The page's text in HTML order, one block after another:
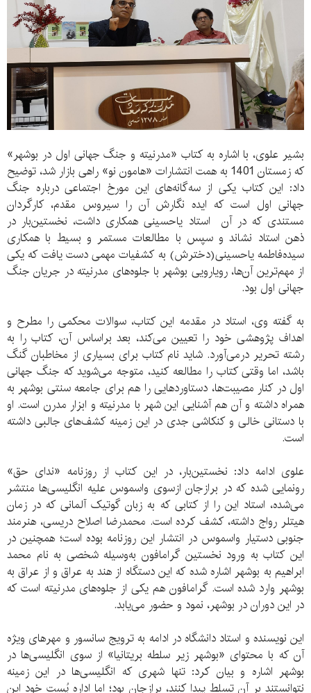
بشیر علوی، با اشاره به کتاب «مدرنیته و جنگ جهانی اول در بوشهر»
که زمستان 1401 به همت انتشارات «هامون نو» راهی بازار شد، توضیح
داد: این کتاب یکی از سه‌گانه‌های این مورخ اجتماعی درباره جنگ
جهانی اول است که ایده نگارش آن را سیروس مقدم، کارگردان
مستندی که در آن استاد یاحسینی همکاری داشت، نخستین‌بار در
ذهن استاد نشاند و سپس با مطالعات مستمر و بسیط با همکاری
سیده‌فاطمه یاحسینی‌(دخترش) به کشفیات مهمی دست یافت که یکی
از مهم‌ترین آن‌ها، رویارویی بوشهر با جلوه‌های مدرنیته در جریان جنگ
جهانی اول بود.
به گفته وی، استاد در مقدمه این کتاب، سوالات محکمی را مطرح و
اهداف پژوهشی خود را تعیین می‌کند، بعد براساس آن، کتاب را به
رشته تحریر درمی‌آورد. شاید نام کتاب برای بسیاری از مخاطبان گنگ
باشد، اما وقتی کتاب را مطالعه کنید، متوجه می‌شوید که جنگ جهانی
اول در کنار مصیبت‌ها، دستاوردهایی را هم برای جامعه سنتی بوشهر به
همراه داشته و آن هم آشنایی این شهر با مدرنیته و ابزار مدرن است. او
با دستانی خالی و کنکاشی جدی در این زمینه کشف‌های جالبی داشته
است.
علوی ادامه داد: نخستین‌بار، در این کتاب از روزنامه «ندای حق»
رونمایی شده که در برازجان ازسوی واسموس علیه انگلیسی‌ها منتشر
می‌شده، استاد این را از کتابی که به زبان گوتیک آلمانی که در زمان
هیتلر رواج داشته، کشف کرده‌ است. محمدرضا اصلاح دریسی، هنرمند
جنوبی دستیار واسموس در انتشار این روزنامه بوده‌ است؛ همچنین در
این کتاب به ورود نخستین گرامافون به‌وسیله شخصی به نام محمد
ابراهیم به بوشهر اشاره شده که این دستگاه از هند به عراق و از عراق به
بوشهر وارد شده‌ است. گرامافون هم یکی از جلوه‌های مدرنیته است که
در این دوران در بوشهر، نمود و حضور می‌یابد.
این نویسنده و استاد دانشگاه در ادامه به ترویج سانسور و مهرهای ویژه
آن که با محتوای «بوشهر زیر سلطه بریتانیا» از سوی انگلیسی‌ها در
بوشهر اشاره و بیان کرد: تنها شهری که انگلیسی‌ها در این زمینه
نتوانستند بر آن تسلط پیدا کنند، برازجان بود؛ اما اداره پُست خود این